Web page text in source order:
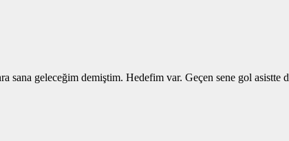
sana geleceğim demiştim. Hedefim var. Geçen sene gol